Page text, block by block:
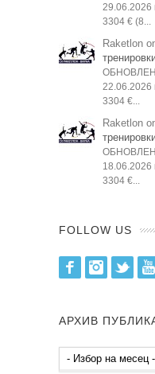
29.06.2026
3304 € (8...
Raketlon
22.06.2026
3304 €...
Raketlon
18.06.2026
3304 €...
FOLLOW US
FacebookInstagram
АРХИВ
Архив
публикации